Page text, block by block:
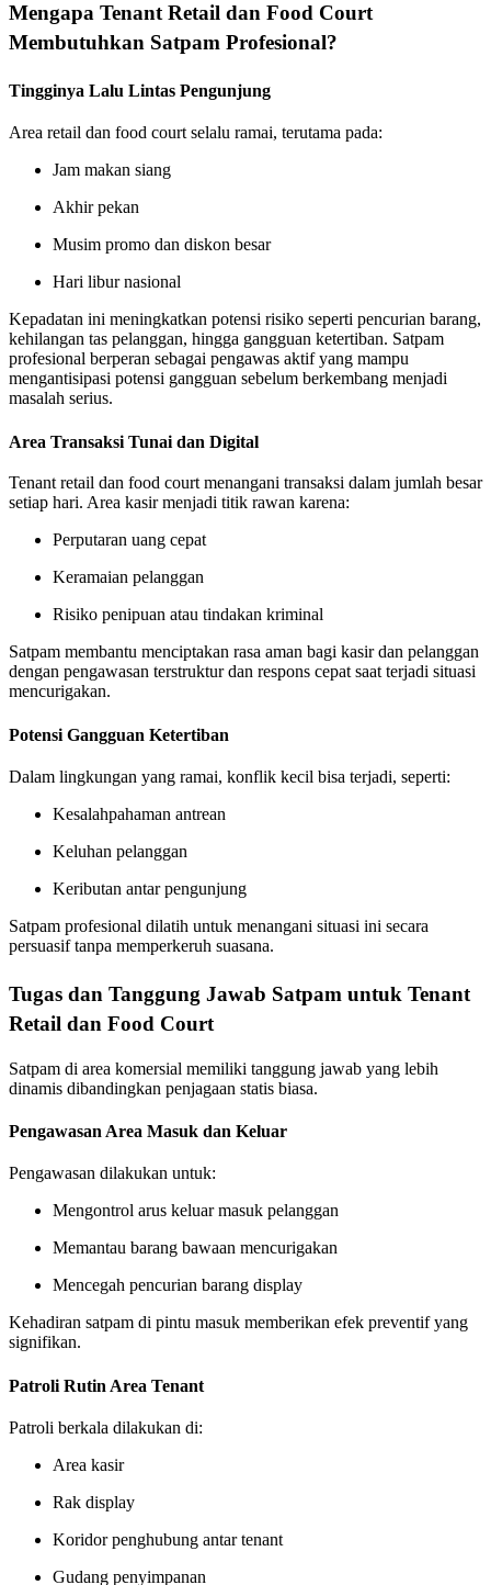
Mengapa Tenant Retail dan Food Court
Membutuhkan Satpam Profesional?
Tingginya Lalu Lintas Pengunjung
Area retail dan food court selalu ramai, terutama pada:
Jam makan siang
Akhir pekan
Musim promo dan diskon besar
Hari libur nasional
Kepadatan ini meningkatkan potensi risiko seperti pencurian barang,
kehilangan tas pelanggan, hingga gangguan ketertiban. Satpam
profesional berperan sebagai pengawas aktif yang mampu
mengantisipasi potensi gangguan sebelum berkembang menjadi
masalah serius.
Area Transaksi Tunai dan Digital
Tenant retail dan food court menangani transaksi dalam jumlah besar
setiap hari. Area kasir menjadi titik rawan karena:
Perputaran uang cepat
Keramaian pelanggan
Risiko penipuan atau tindakan kriminal
Satpam membantu menciptakan rasa aman bagi kasir dan pelanggan
dengan pengawasan terstruktur dan respons cepat saat terjadi situasi
mencurigakan.
Potensi Gangguan Ketertiban
Dalam lingkungan yang ramai, konflik kecil bisa terjadi, seperti:
Kesalahpahaman antrean
Keluhan pelanggan
Keributan antar pengunjung
Satpam profesional dilatih untuk menangani situasi ini secara
persuasif tanpa memperkeruh suasana.
Tugas dan Tanggung Jawab Satpam untuk Tenant
Retail dan Food Court
Satpam di area komersial memiliki tanggung jawab yang lebih
dinamis dibandingkan penjagaan statis biasa.
Pengawasan Area Masuk dan Keluar
Pengawasan dilakukan untuk:
Mengontrol arus keluar masuk pelanggan
Memantau barang bawaan mencurigakan
Mencegah pencurian barang display
Kehadiran satpam di pintu masuk memberikan efek preventif yang
signifikan.
Patroli Rutin Area Tenant
Patroli berkala dilakukan di:
Area kasir
Rak display
Koridor penghubung antar tenant
Gudang penyimpanan